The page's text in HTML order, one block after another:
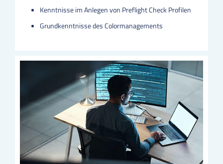
Kenntnisse im Anlegen von Preflight Check Profilen
Grundkenntnisse des Colormanagements